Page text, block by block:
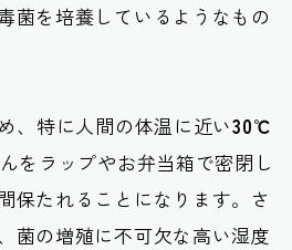
菌を培養しているようなもの
、特に人間の体温に近い30℃
をラップやお弁当箱で密閉し
保たれることになります。さ
菌の増殖に不可欠な高い湿度